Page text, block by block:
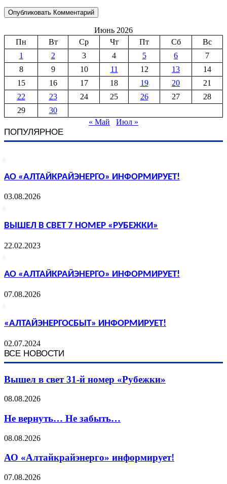
Июнь 2026
Пн
Вт Ср Чт Пт Сб
Вс
1
2 3 4 5 6
7
8
9 10 11 12 13
14
15
16 17 18 19 20
21
22
23 24 25 26 27
28
29
30
« Май
Июл »
ПОПУЛЯРНОЕ
АО «АЛТАЙКРАЙЭНЕРГО» ИНФОРМИРУЕТ!
03.08.2026
ВЫШЕЛ В СВЕТ 7 НОМЕР «РУБЕЖКИ»
22.02.2023
АО «АЛТАЙКРАЙЭНЕРГО» ИНФОРМИРУЕТ!
07.08.2026
«АЛТАЙЭНЕРГОСБЫТ» ИНФОРМИРУЕТ!
02.07.2024
ВСЕ НОВОСТИ
Вышел в свет 31-й номер «Рубежки»
08.08.2026
Не вернуть… Не забыть…
08.08.2026
АО «Алтайкрайэнерго» информирует!
07.08.2026